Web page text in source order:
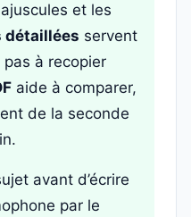
et les
détaillées servent
pas à recopier
aide à comparer,
de la seconde
avant d’écrire
par le